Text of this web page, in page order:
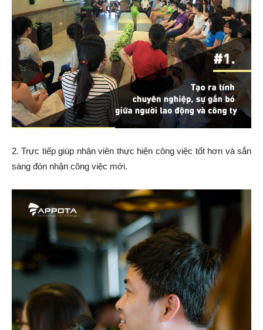
2. Trực tiếp giúp nhân viên thực hiện công việc tốt hơn và sắn
sàng đón nhận công việc mới.